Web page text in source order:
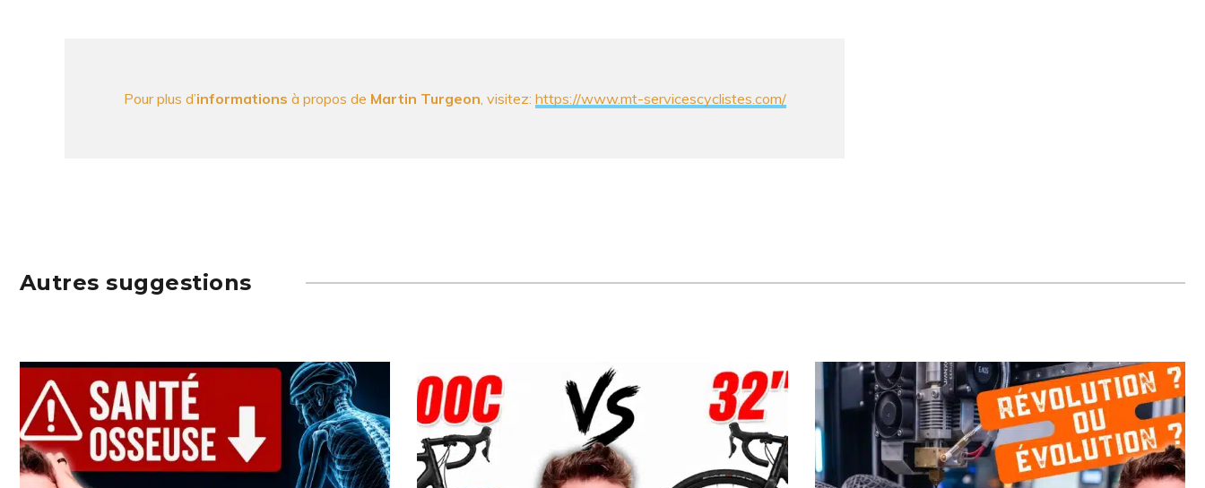
Pour plus d’informations à propos de Martin Turgeon , visitez: https://www.mt-servicescyclistes.com/
Autres suggestions